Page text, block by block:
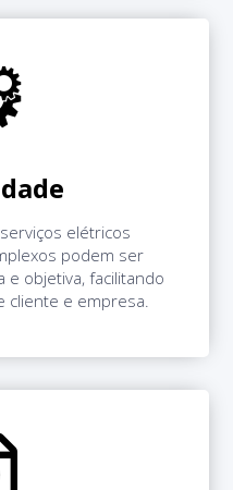
elétricos
podem ser
objetiva, facilitando
cliente e empresa.